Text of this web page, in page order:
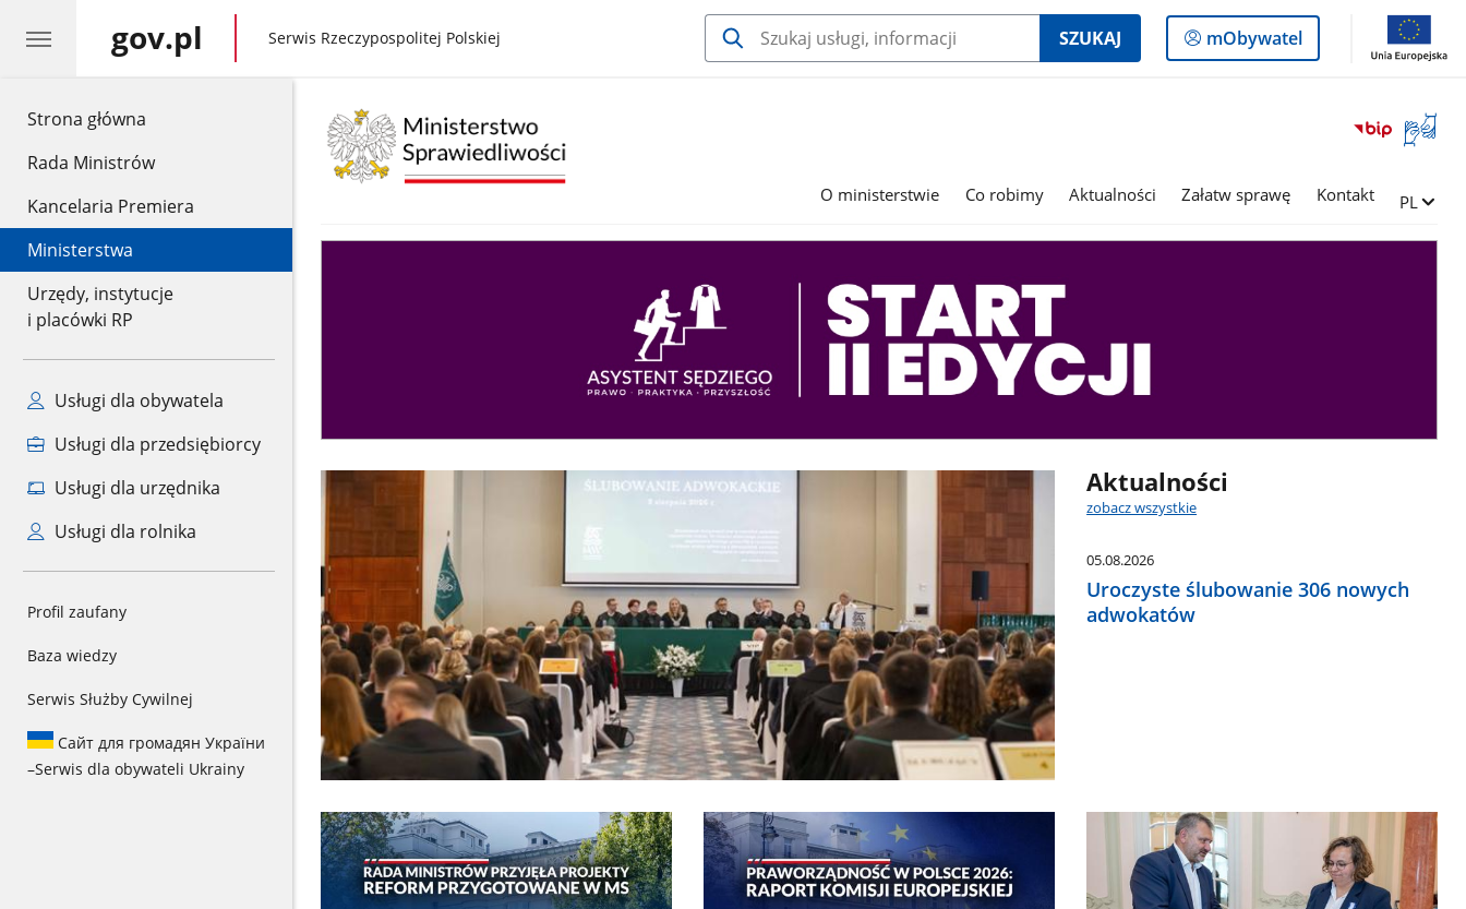
Strona główna
Rada Ministrów
Kancelaria Premiera
Ministerstwa
Urzędy, instytucje
i placówki RP
Usługi dla obywatela
Usługi dla przedsiębiorcy
Usługi dla urzędnika
Usługi dla rolnika
Profil zaufany
Baza wiedzy
Serwis Służby Cywilnej
Сайт для громадян України
–Serwis dla obywateli Ukrainy
gov.pl gov.pl
Serwis Rzeczypospolitej Polskiej SZUKAJ
Logowanie
do
mObywatel
Otwórz
okno
języka
O ministerstwie Co robimy Aktualności Załatw sprawę Kontakt Zmień
PL
Aktualności
zobacz wszystkie
05.08.2026
Uroczyste ślubowanie 306 nowych
adwokatów